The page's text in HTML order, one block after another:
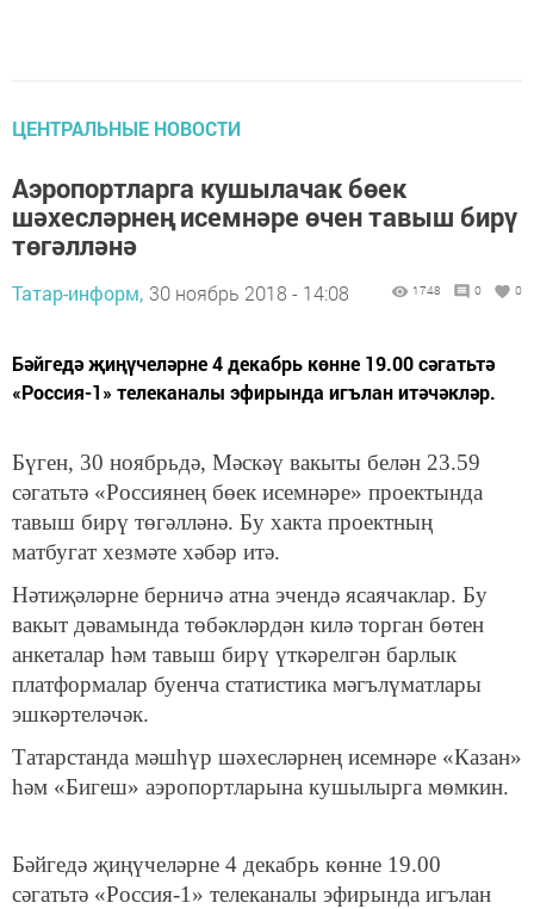
ЦЕНТРАЛЬНЫЕ НОВОСТИ
Аэропортларга кушылачак бөек
шәхесләрнең исемнәре өчен тавыш бирү
төгәлләнә
Татар-информ, 30 ноябрь 2018 - 14:08 1748 0 0
Бәйгедә җиңүчеләрне 4 декабрь көнне 19.00 сәгатьтә
«Россия-1» телеканалы эфирында игълан итәчәкләр.
Бүген, 30 ноябрьдә, Мәскәү вакыты белән 23.59
сәгатьтә «Россиянең бөек исемнәре» проектында
тавыш бирү төгәлләнә. Бу хакта проектның
матбугат хезмәте хәбәр итә.
Нәтиҗәләрне берничә атна эчендә ясаячаклар. Бу
вакыт дәвамында төбәкләрдән килә торган бөтен
анкеталар һәм тавыш бирү үткәрелгән барлык
платформалар буенча статистика мәгълүматлары
эшкәртеләчәк.
Татарстанда мәшһүр шәхесләрнең исемнәре «Казан»
һәм «Бигеш» аэропортларына кушылырга мөмкин.
Бәйгедә җиңүчеләрне 4 декабрь көнне 19.00
сәгатьтә «Россия-1» телеканалы эфирында игълан